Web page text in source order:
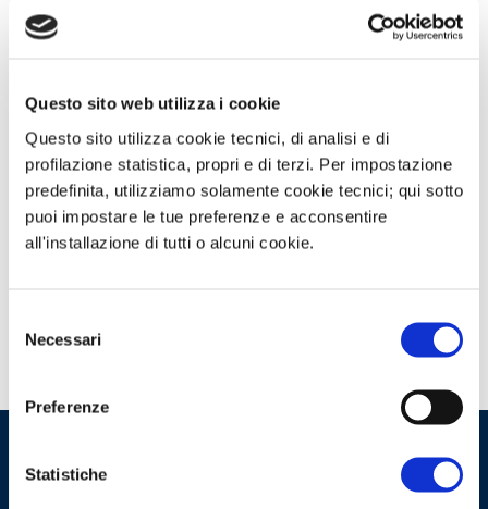
Questo sito web utilizza i cookie
Questo sito utilizza cookie tecnici, di analisi e di
profilazione statistica, propri e di terzi. Per impostazione
predefinita, utilizziamo solamente cookie tecnici; qui sotto
puoi impostare le tue preferenze e acconsentire
all'installazione di tutti o alcuni cookie.
delNecessari
Preferenze
Statistiche
oil and gas export revenues over the
three-year period 2025- 2027
OIL: Preliminary API data showed a
drop in crude oil inventories of more
than 4 million barrels in the week
ending Friday 18 April, confirmation
from government data is expected this